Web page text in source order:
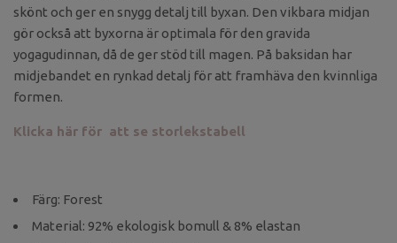
skönt och ger en snygg detalj till byxan. Den vikbara midjan
gör också att byxorna är optimala för den gravida
yogagudinnan, då de ger stöd till magen. På baksidan har
midjebandet en rynkad detalj för att framhäva den kvinnliga
formen.
Klicka här för att se storlekstabell
Färg: Forest
Material: 92% ekologisk bomull & 8% elastan